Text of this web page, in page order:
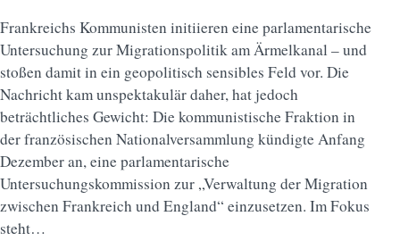
Frankreichs Kommunisten initiieren eine parlamentarische
Untersuchung zur Migrationspolitik am Ärmelkanal – und
stoßen damit in ein geopolitisch sensibles Feld vor. Die
Nachricht kam unspektakulär daher, hat jedoch
beträchtliches Gewicht: Die kommunistische Fraktion in
der französischen Nationalversammlung kündigte Anfang
Dezember an, eine parlamentarische
Untersuchungskommission zur „Verwaltung der Migration
zwischen Frankreich und England“ einzusetzen. Im Fokus
steht…